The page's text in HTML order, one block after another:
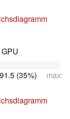
(35%) max: